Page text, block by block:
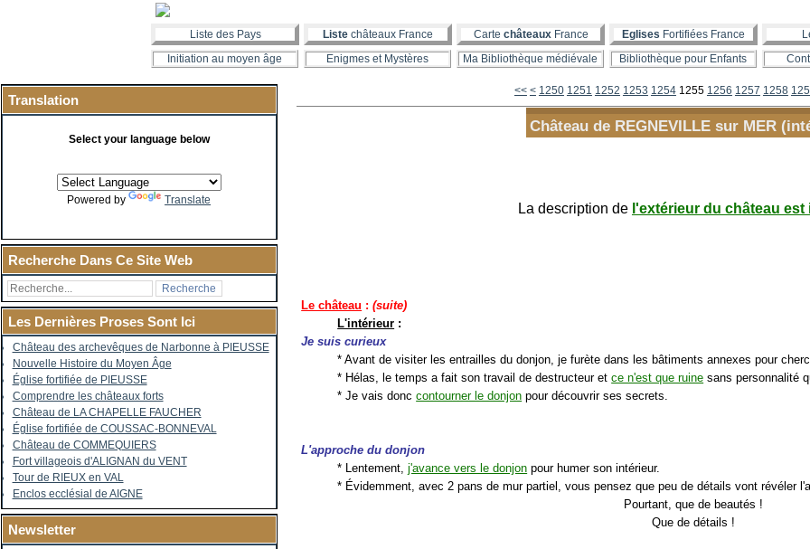
Liste des Pays Liste châteaux France Carte châteauxFrance Eglises Fortifiées France
Initiation au moyen âge
Enigmes et Mystères Ma Bibliothèque médiévale Bibliothèque pour Enfants
Translation
Select your language below
Powered by Translate
Recherche Dans Ce Site Web
Les Dernières Proses Sont Ici
Château des archevêques de Narbonne à PIEUSSE
Nouvelle Histoire du Moyen Âge
Église fortifiée de PIEUSSE
Comprendre les châteaux forts
Château de LA CHAPELLE FAUCHER
Église fortifiée de COUSSAC-BONNEVAL
Château de COMMEQUIERS
Fort villageois d'ALIGNAN du VENT
Tour de RIEUX en VAL
Enclos ecclésial de AIGNE
Newsletter
<< < 1200
1210
1220
1230
1240
1250 1251 1252 1253 1254 1255 1256 1257 1258
Château de REGNEVILLE sur MER
La description de l'extérieur du château est
Le château :(suite)
L'intérieur :
Je suis curieux
* Avant de visiter les entrailles du donjon, je furète dans les bâtiments annexes pour
* Hélas, le temps a fait son travail de destructeur etce n'est que ruine sans personnalité
* Je vais donccontourner le donjon pour découvrir ses secrets.
L'approche du donjon
* Lentement,j'avance vers le donjon pour humer son intérieur.
* Évidemment, avec 2 pans de mur partiel, vous pensez que peu de détails vont révéler
Pourtant, que de beautés !
Que de détails !